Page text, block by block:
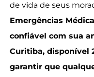
de vida de seus
Emergências
confiável com sua
Curitiba, disponível
garantir que